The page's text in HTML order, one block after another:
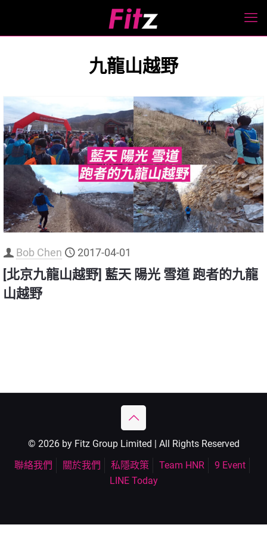
九龍山越野
Bob Chen 2017-04-01
[北京九龍山越野] 藍天 陽光 雪道 跑者的九龍
山越野
© 2026 by Fitz Group Limited | All Rights Reserved
聯絡我們
關於我們 私隱政策 Team HNR
9 Event
LINE Today